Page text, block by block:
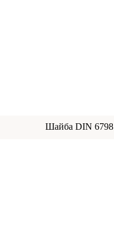
Шайба DIN 6798